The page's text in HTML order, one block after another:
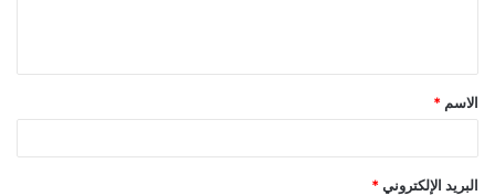
ق
*
الاسم *
البريد الإلكتروني *